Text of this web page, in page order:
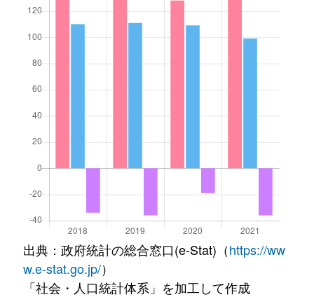
出典：政府統計の総合窓口(e-Stat)（https://ww
w.e-stat.go.jp/）
「社会・人口統計体系」を加工して作成